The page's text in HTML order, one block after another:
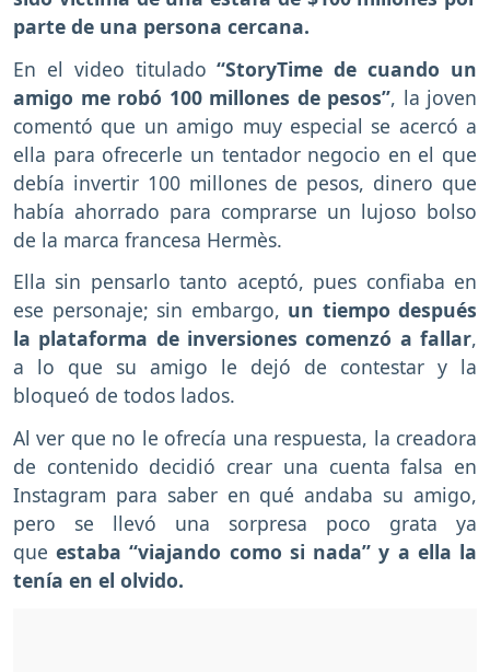
parte de una persona cercana.
En el video titulado“StoryTime de cuando un
amigo me robó 100 millones de pesos”, la joven
comentó que un amigo muy especial se acercó a
ella para ofrecerle un tentador negocio en el que
debía invertir 100 millones de pesos, dinero que
había ahorrado para comprarse un lujoso bolso
de la marca francesa Hermès.
Ella sin pensarlo tanto aceptó, pues confiaba en
ese personaje; sin embargo, un tiempo después
la plataforma de inversiones comenzó a fallar,
a lo que su amigo le dejó de contestar y la
bloqueó de todos lados.
Al ver que no le ofrecía una respuesta, la creadora
de contenido decidió crear una cuenta falsa en
Instagram para saber en qué andaba su amigo,
pero se llevó una sorpresa poco grata ya
queestaba “viajando como si nada” y a ella la
tenía en el olvido.